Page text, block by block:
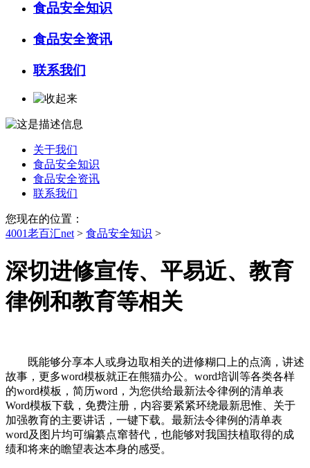
食品安全知识
食品安全资讯
联系我们
关于我们
食品安全知识
食品安全资讯
联系我们
您现在的位置：
4001老百汇net > 食品安全知识 >
深切进修宣传、平易近、教育
律例和教育等相关
既能够分享本人或身边取相关的进修糊口上的点滴，讲述
故事，更多word模板就正在熊猫办公。word培训等各类各样
的word模板，简历word，为您供给最新法令律例的清单表
Word模板下载，免费注册，内容要紧紧环绕最新思惟、关于
加强教育的主要讲话，一键下载。最新法令律例的清单表
word及图片均可编纂点窜替代，也能够对我国扶植取得的成
绩和将来的瞻望表达本身的感受。